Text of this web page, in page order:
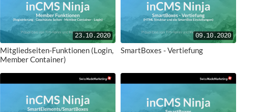
23.10.2020
Mitgliedseiten-Funktionen (Login,
Member Container)
09.10.2020
SmartBoxes - Vertiefung